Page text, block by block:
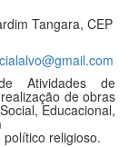
Tangara, CEP
Atividades de
de obras
Educacional,
religioso.